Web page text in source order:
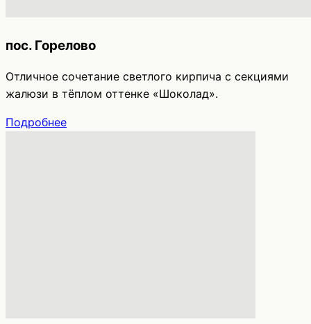
пос. Горелово
Отличное сочетание светлого кирпича с секциями
жалюзи в тёплом оттенке «Шоколад».
Подробнее